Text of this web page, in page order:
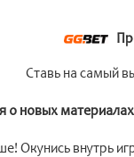
Ставь на самый
о новых
Окунись внутрь